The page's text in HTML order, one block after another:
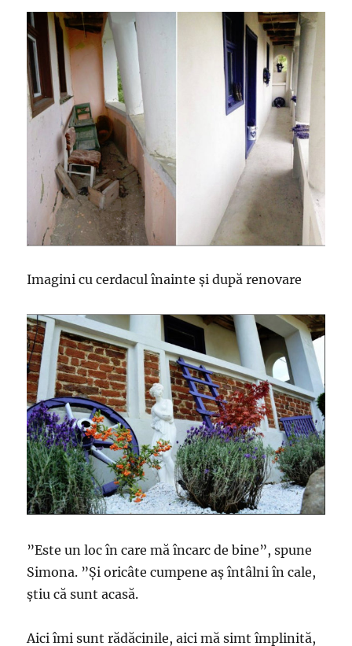
Imagini cu cerdacul înainte și după renovare
”Este un loc în care mă încarc de bine”, spune
Simona. ”Și oricâte cumpene aș întâlni în cale,
știu că sunt acasă.
Aici îmi sunt rădăcinile, aici mă simt împlinită,